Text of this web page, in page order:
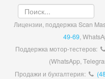
Лицензии, поддержка Scan
49-69,
Поддержка мотор-тестеров:
(WhatsApp,
Продажи и бухгалтерия: